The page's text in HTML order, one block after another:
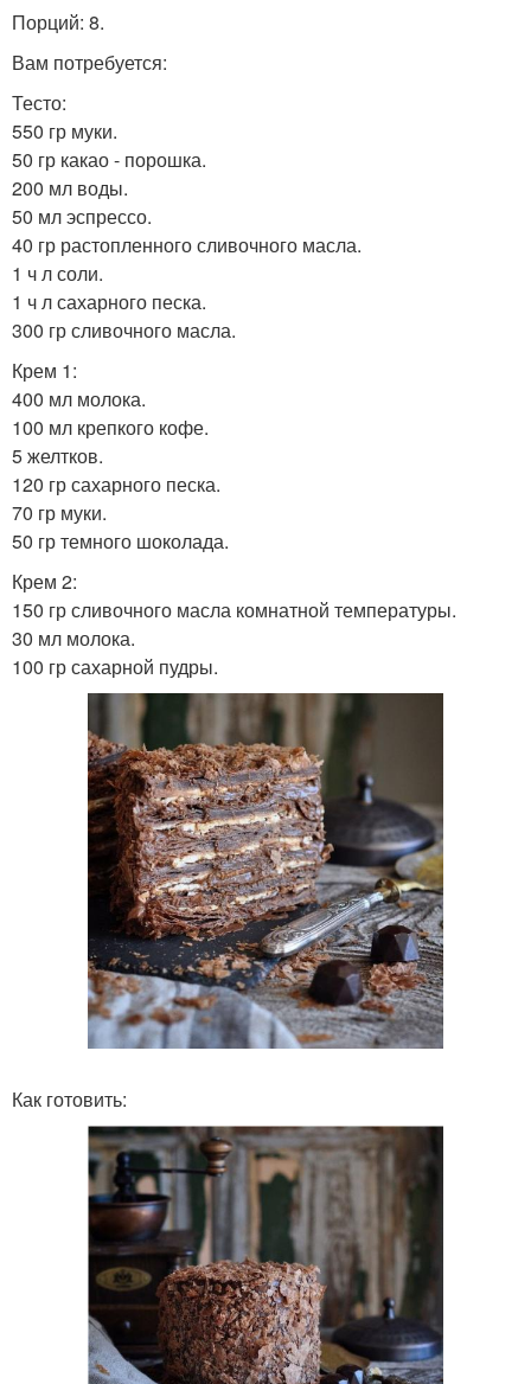
Порций: 8.
Вам потребуется:
Тесто:
550 гр муки.
50 гр какао - порошка.
200 мл воды.
50 мл эспрессо.
40 гр растопленного сливочного масла.
1 ч л соли.
1 ч л сахарного песка.
300 гр сливочного масла.
Крем 1:
400 мл молока.
100 мл крепкого кофе.
5 желтков.
120 гр сахарного песка.
70 гр муки.
50 гр темного шоколада.
Крем 2:
150 гр сливочного масла комнатной температуры.
30 мл молока.
100 гр сахарной пудры.
Как готовить: